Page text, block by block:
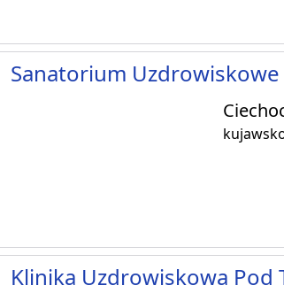
Sanatorium Uzdrowiskowe
Klinika Uzdrowiskowa Pod